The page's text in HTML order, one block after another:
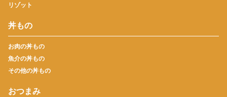
リゾット
丼もの
お肉の丼もの
魚介の丼もの
その他の丼もの
おつまみ